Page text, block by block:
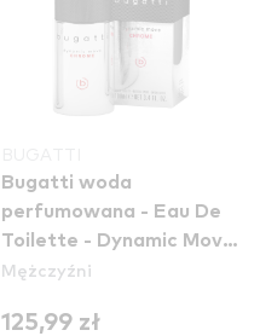
Bugatti woda
perfumowana - Eau De
Toilette - Dynamic Move
Chrome
Mężczyźni
125,99 zł